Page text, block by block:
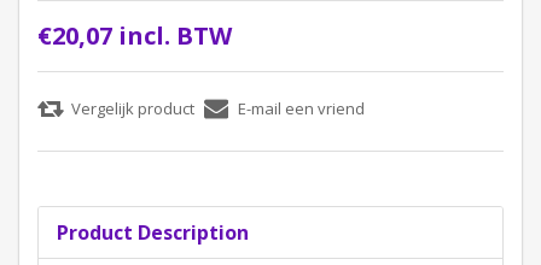
€20,07 incl. BTW
Product Description